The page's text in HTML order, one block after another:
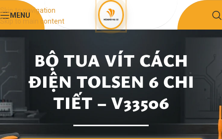
Skip to navigation
Skip to main content
MENU
BỘ TUA VÍT CÁCH
ĐIỆN TOLSEN 6 CHI
TIẾT – V33506